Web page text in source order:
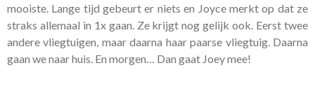
mooiste. Lange tijd gebeurt er niets en Joyce merkt op dat ze
straks allemaal in 1x gaan. Ze krijgt nog gelijk ook. Eerst twee
andere vliegtuigen, maar daarna haar paarse vliegtuig. Daarna
gaan we naar huis. En morgen… Dan gaat Joey mee!